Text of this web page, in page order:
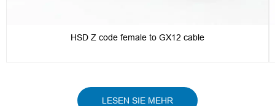
HSD Z code female to GX12 cable
LESEN SIE MEHR